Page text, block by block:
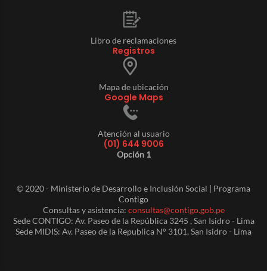
Libro de reclamaciones
Registros
Mapa de ubicación
Google Maps
Atención al usuario
(01) 644 9006
Opción 1
© 2020 - Ministerio de Desarrollo e Inclusión Social | Programa
Contigo
Consultas y asistencia: consultas@contigo.gob.pe
Sede CONTIGO: Av. Paseo de la República 3245 , San Isidro - Lima
Sede MIDIS: Av. Paseo de la Republica N° 3101, San Isidro - Lima